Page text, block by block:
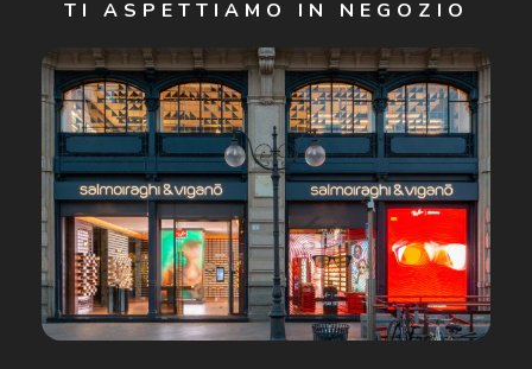
Cliccando su "Iscriviti", confermo di avere più di 16 anni e
acconsento all'utilizzo dei miei Dati Personali da parte di
Luxottica Group S.p.A. per l'invio di offerte speciali, novità
ed altre comunicazioni di carattere pubblicitario (consultare
Informativa sulla privacyper ulteriori informazioni).
TI ASPETTIAMO IN NEGOZIO